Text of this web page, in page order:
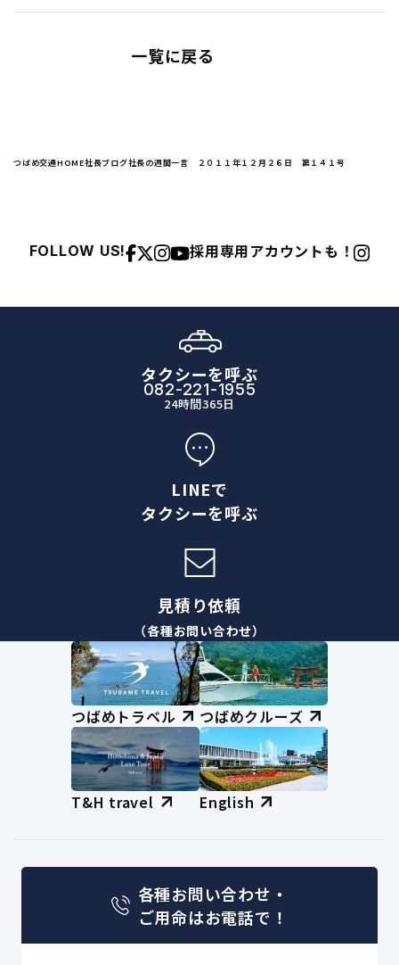
一覧に戻る
つばめ交通HOME社長ブログ社長の週間一言 ２０１１年１２月２６日 第１４１号
FOLLOW US! 採用専用アカウントも！
タクシーを呼ぶ
082-221-1955
24時間365日
LINEで
タクシーを呼ぶ
見積り依頼
（各種お問い合わせ）
つばめトラベル つばめクルーズ
T&H travel English
各種お問い合わせ・
ご用命はお電話で！